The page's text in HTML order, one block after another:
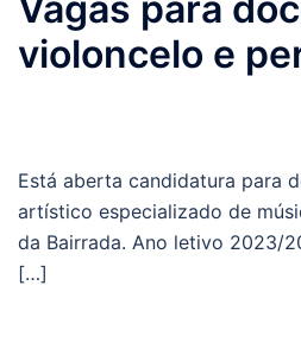
violoncelo e
Está aberta candidatura para
artístico especializado de
da Bairrada. Ano letivo 2023/
[…]